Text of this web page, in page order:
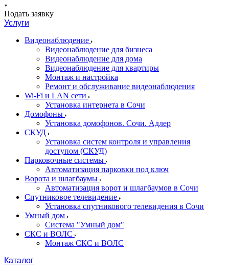
Подать заявку
Услуги
Видеонаблюдение
Видеонаблюдение для бизнеса
Видеонаблюдение для дома
Видеонаблюдение для квартиры
Монтаж и настройка
Ремонт и обслуживание видеонаблюдения
Wi-Fi и LAN сети
Установка интернета в Сочи
Домофоны
Установка домофонов. Сочи. Адлер
СКУД
Установка систем контроля и управления
доступом (СКУД)
Парковочные системы
Автоматизация парковки под ключ
Ворота и шлагбаумы
Автоматизация ворот и шлагбаумов в Сочи
Спутниковое телевидение
Установка спутникового телевидения в Сочи
Умный дом
Система "Умный дом"
СКС и ВОЛС
Монтаж СКС и ВОЛС
Каталог